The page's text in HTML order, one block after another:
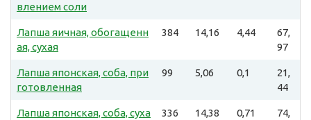
влением соли
Лапша яичная, обогащенн
ая, сухая
384 14,16 4,44
67,
97
Лапша японская, соба, при
готовленная
99 5,06 0,1
21,
44
Лапша японская, соба, суха
336 14,38 0,71
74,